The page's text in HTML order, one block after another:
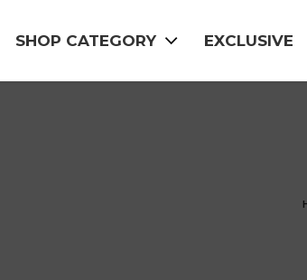
SHOP CATEGORY EXCLUSIVE